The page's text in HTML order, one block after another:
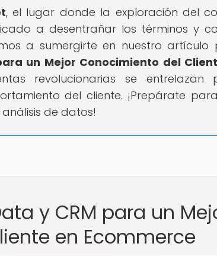
, el lugar donde la exploración del
a desentrañar los términos y
a sumergirte en nuestro artículo
un Mejor Conocimiento del
revolucionarias se
del cliente. ¡Prepárate
de datos!
y CRM para un
en Ecommerce